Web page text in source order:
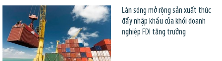
Làn sóng mở rộng sản xuất thúc
đẩy nhập khẩu của khối doanh
nghiệp FDI tăng trưởng